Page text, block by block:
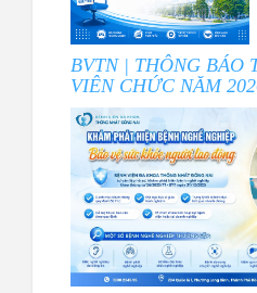
BVTN | THÔNG BÁO
VIÊN CHỨC NĂM